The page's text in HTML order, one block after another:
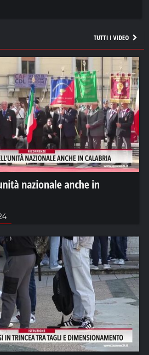
TUTTI I VIDEO
nazionale anche in